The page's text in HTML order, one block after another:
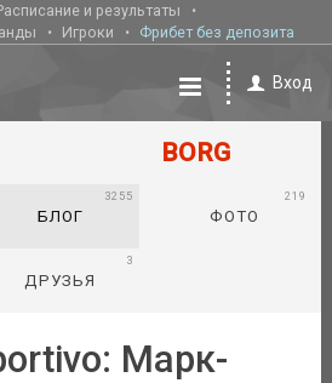
и результаты
Игроки Фрибет без депозита
Вход
BORG
БЛОГ
3255
ФОТО
219
ДРУЗЬЯ
3
Марк-